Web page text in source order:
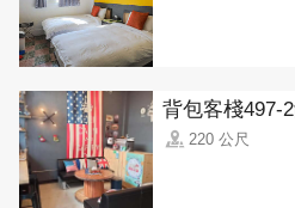
背包客棧497-
220 公尺